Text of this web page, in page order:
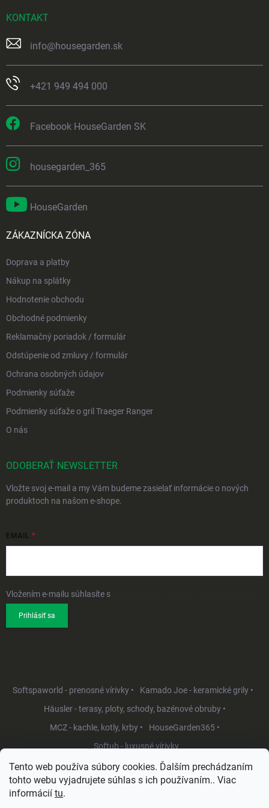
Tento web používa súbory cookies. Ďalším prechádzaním
tohto webu vyjadrujete súhlas s ich používaním.. Viac
informácií tu.
KONTAKT
info@housegarden.sk
+421 949 494 000
Facebook HouseGarden SK
housegarden_365
HouseGarden
ZÁKAZNÍCKA ZÓNA
Doprava a platby
Nákup na splátky
Hodnotenie obchodu
Obchodné podmienky
Reklamačný poriadok / formulár
Odstúpenie od zmluvy / formulár
Ochrana osobných údajov
Podmienky súťaže
Podmienky súťaže o gril Traeger Ranger
O nás
ODOBERAŤ NEWSLETTER
Vložte svoj e-mail a my Vám budeme zasielať informácie o nových
produktoch na našom e-shope.
EMAIL
Vložením e-mailu súhlasíte s
Prihlásiť sa
Softspaworld - prenosné vírivky •
Kamado Joe - keramické grily •
Häusler - terasy, ploty, schody, bazénové obruby •
MCZ - kachle, kotly, krby •
HouseGarden365 •
Softub - luxusné vírivky